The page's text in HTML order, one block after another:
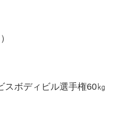
スボディビル選手権60㎏